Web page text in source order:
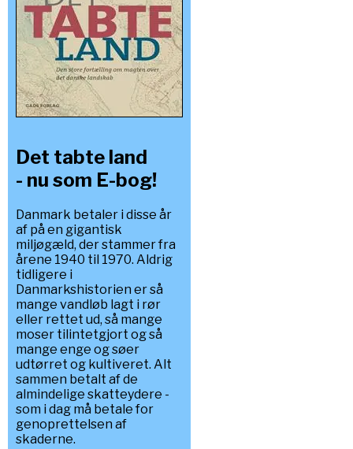
Det tabte land
- nu som E-bog!
Danmark betaler i disse år
af på en gigantisk
miljøgæld, der stammer fra
årene 1940 til 1970. Aldrig
tidligere i
Danmarkshistorien er så
mange vandløb lagt i rør
eller rettet ud, så mange
moser tilintetgjort og så
mange enge og søer
udtørret og kultiveret. Alt
sammen betalt af de
almindelige skatteydere -
som i dag må betale for
genoprettelsen af
skaderne.